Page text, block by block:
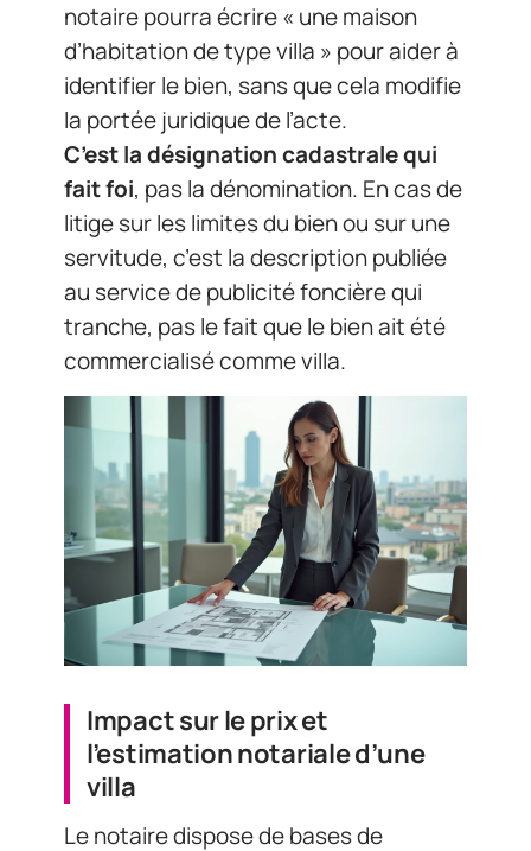
notaire pourra écrire « une maison
d’habitation de type villa » pour aider à
identifier le bien, sans que cela modifie
la portée juridique de l’acte.
C’est la désignation cadastrale qui
fait foi, pas la dénomination. En cas de
litige sur les limites du bien ou sur une
servitude, c’est la description publiée
au service de publicité foncière qui
tranche, pas le fait que le bien ait été
commercialisé comme villa.
Impact sur le prix et
l’estimation notariale d’une
villa
Le notaire dispose de bases de